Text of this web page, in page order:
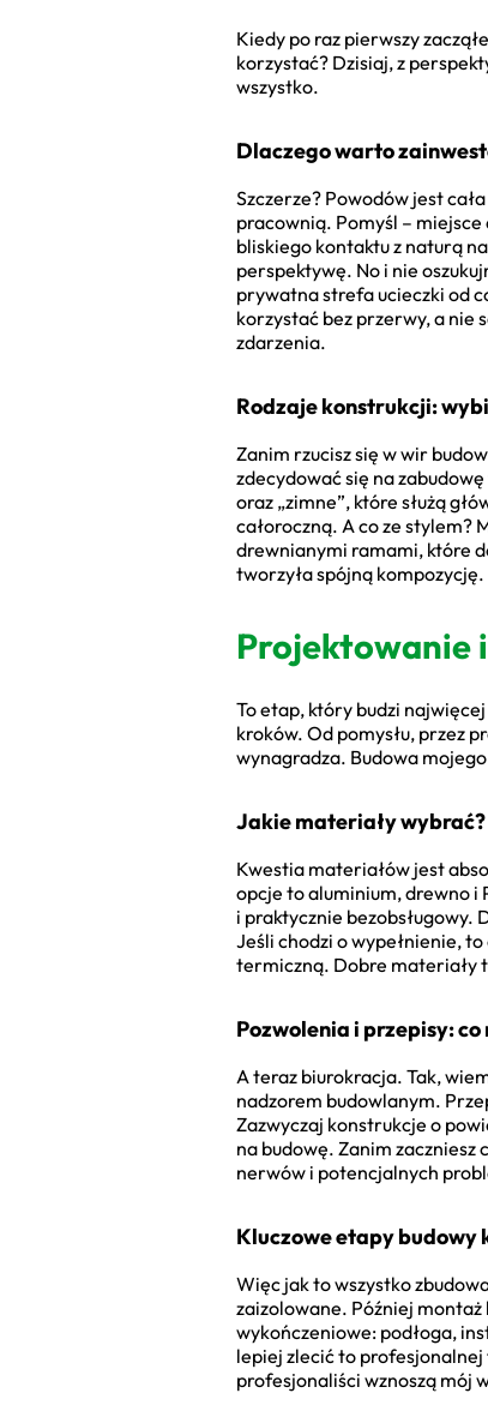
Kiedy po raz pierwszy
korzystać? Dzisiaj, z
wszystko.
Dlaczego warto
Szczerze? Powodów jest
pracownią. Pomyśl –
bliskiego kontaktu z naturą
perspektywę. No i nie
prywatna strefa ucieczki od
korzystać bez przerwy, a nie
zdarzenia.
Rodzaje konstrukcji:
Zanim rzucisz się w wir
zdecydować się na
oraz „zimne”, które służą
całoroczną. A co ze stylem?
drewnianymi ramami, które
tworzyła spójną kompozycję.
Projektowanie
To etap, który budzi
kroków. Od pomysłu, przez
wynagradza. Budowa
Jakie materiały wybrać?
Kwestia materiałów jest
opcje to aluminium, drewno i
i praktycznie bezobsługowy.
Jeśli chodzi o wypełnienie,
termiczną. Dobre materiały
Pozwolenia i przepisy:
A teraz biurokracja. Tak,
nadzorem budowlanym.
Zazwyczaj konstrukcje o
na budowę. Zanim zaczniesz
nerwów i potencjalnych
Kluczowe etapy budowy
Więc jak to wszystko
zaizolowane. Później
wykończeniowe: podłoga,
lepiej zlecić to
profesjonaliści wznoszą mój